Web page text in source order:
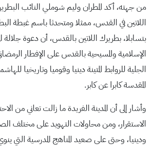
من جهته، أكد المطران وليم شوملي النائب
اللاتين في القدس، ممثلا ومتحدثا باسم غبطة
بتسابلا، بطريرك اللاتين بالقدس، أن دعوة جلالة
الإسلامية والمسيحية بالقدس على الإفطار
الجلية للروابط المتينة دينيا وقوميا وتاريخيا
المقدسة كابرا عن كابر.
وأشار إلى أن المدينة الفريدة ما زالت تعاني من
الاستقرار، ومن محاولات التهويد على مختلف
ودينيا، وحتى على صعيد المناهج المدرسية التي